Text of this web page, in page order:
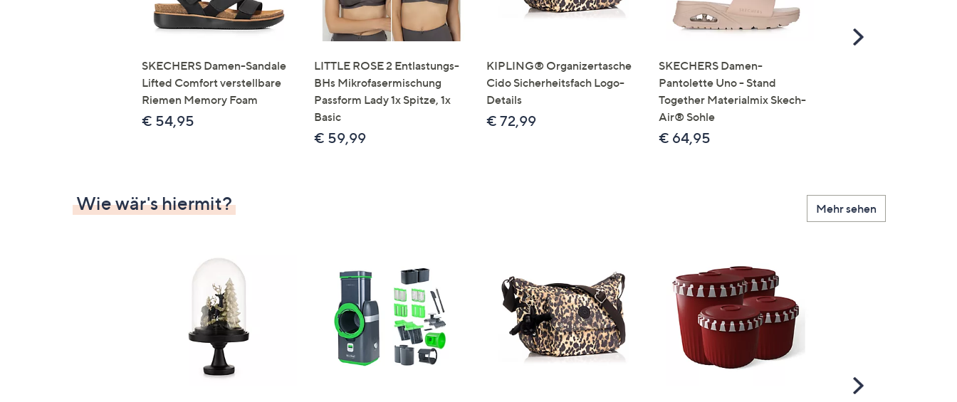
SKECHERS Damen-Sandale
Lifted Comfort verstellbare
Riemen Memory Foam
€ 54,95
LITTLE ROSE 2 Entlastungs-
BHs Mikrofasermischung
Passform Lady 1x Spitze, 1x
Basic
€ 59,99
KIPLING® Organizertasche
Cido Sicherheitsfach Logo-
Details
€ 72,99
SKECHERS Damen-
Pantolette Uno - Stand
Together Materialmix Skech-
Air® Sohle
€ 64,95
Scroll
Wie wär's hiermit? Mehr sehen
Scroll